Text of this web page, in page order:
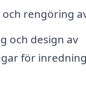
rengöring
och design av
för